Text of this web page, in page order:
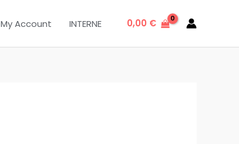
My Account INTERNE 0,00 €